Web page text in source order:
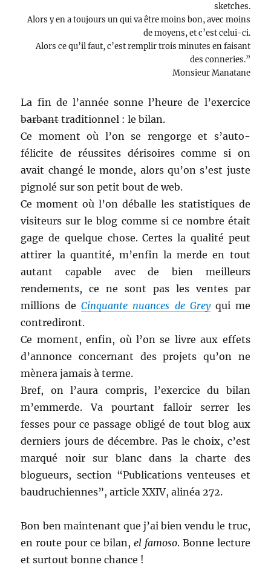
sketches.
Alors y en a toujours un qui va être moins bon, avec moins
de moyens, et c’est celui-ci.
Alors ce qu’il faut, c’est remplir trois minutes en faisant
des conneries.”
Monsieur Manatane
La fin de l’année sonne l’heure de l’exercice
barbanttraditionnel : le bilan.
Ce moment où l’on se rengorge et s’auto-
félicite de réussites dérisoires comme si on
avait changé le monde, alors qu’on s’est juste
pignolé sur son petit bout de web.
Ce moment où l’on déballe les statistiques de
visiteurs sur le blog comme si ce nombre était
gage de quelque chose. Certes la qualité peut
attirer la quantité, m’enfin la merde en tout
autant capable avec de bien meilleurs
rendements, ce ne sont pas les ventes par
millions deCinquante nuances de Greyqui me
contrediront.
Ce moment, enfin, où l’on se livre aux effets
d’annonce concernant des projets qu’on ne
mènera jamais à terme.
Bref, on l’aura compris, l’exercice du bilan
m’emmerde. Va pourtant falloir serrer les
fesses pour ce passage obligé de tout blog aux
derniers jours de décembre. Pas le choix, c’est
marqué noir sur blanc dans la charte des
blogueurs, section “Publications venteuses et
baudruchiennes”, article XXIV, alinéa 272.
Bon ben maintenant que j’ai bien vendu le truc,
en route pour ce bilan, el famoso. Bonne lecture
et surtout bonne chance !